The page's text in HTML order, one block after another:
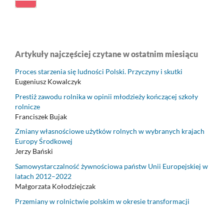
Artykuły najczęściej czytane w ostatnim miesiącu
Proces starzenia się ludności Polski. Przyczyny i skutki
Eugeniusz Kowalczyk
Prestiż zawodu rolnika w opinii młodzieży kończącej szkoły
rolnicze
Franciszek Bujak
Zmiany własnościowe użytków rolnych w wybranych krajach
Europy Środkowej
Jerzy Bański
Samowystarczalność żywnościowa państw Unii Europejskiej w
latach 2012–2022
Małgorzata Kołodziejczak
Przemiany w rolnictwie polskim w okresie transformacji